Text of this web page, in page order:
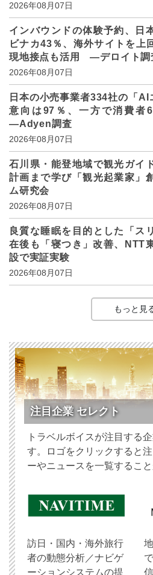
2026年08月07日
インバウンドの体験予約、日
ビナカ43％、海外サイトを上
現地接点も活用 ―デロイト調
2026年08月07日
日本の小売事業者334社の「
意向は97％、一方で消費
―Adyen調査
2026年08月07日
石川県・能登地域で観光ガイ
計画まで学び「観光起業家
ム研究会
2026年08月07日
良質な睡眠を目的とした「ス
在後も「寝つき」改善、NTT
設で実証実験
2026年08月07日
もっと見
注目企業 セレクト
トラベルボイスが注目する
す。ロゴをクリックすると
ーやニュースを一覧すること
訪日・国内・海外旅行
者の動態分析／ナビゲ
ーションシステムの提